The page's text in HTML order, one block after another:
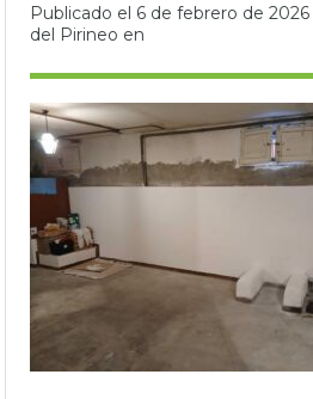
Publicado el 6 de febrero de 2026
del Pirineo en